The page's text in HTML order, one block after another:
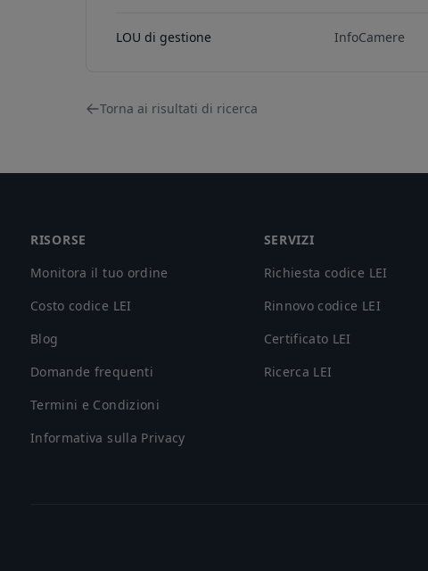
LOU di gestione InfoCamere
Torna ai risultati di ricerca
RISORSE
Monitora il tuo ordine
Costo codice LEI
Blog
Domande frequenti
Termini e Condizioni
Informativa sulla Privacy
SERVIZI
Richiesta codice LEI
Rinnovo codice LEI
Certificato LEI
Ricerca LEI